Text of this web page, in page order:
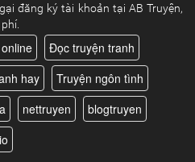
đăng ký tài khoản tại AB Truyện,
Đọc truyện tranh
hay
Truyện ngôn tình
nettruyen
blogtruyen